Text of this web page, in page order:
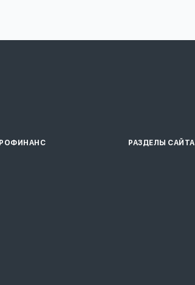
РАЗДЕЛЫ САЙТА